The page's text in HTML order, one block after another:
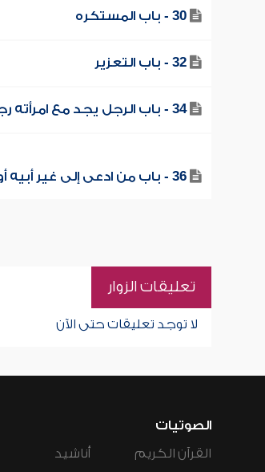
30 - باب المستكره
32 - باب التعزير
34 - باب الرجل يجد مع امرأته رجلاً
36 - باب من ادعى إلى غير أبيه أو تولى غير مواليه
تعليقات الزوار
لا توجد تعليقات حتى الآن
الصوتيات
القرآن الكريم
أناشيد